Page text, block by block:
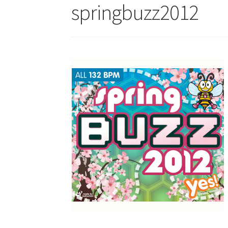
springbuzz2012